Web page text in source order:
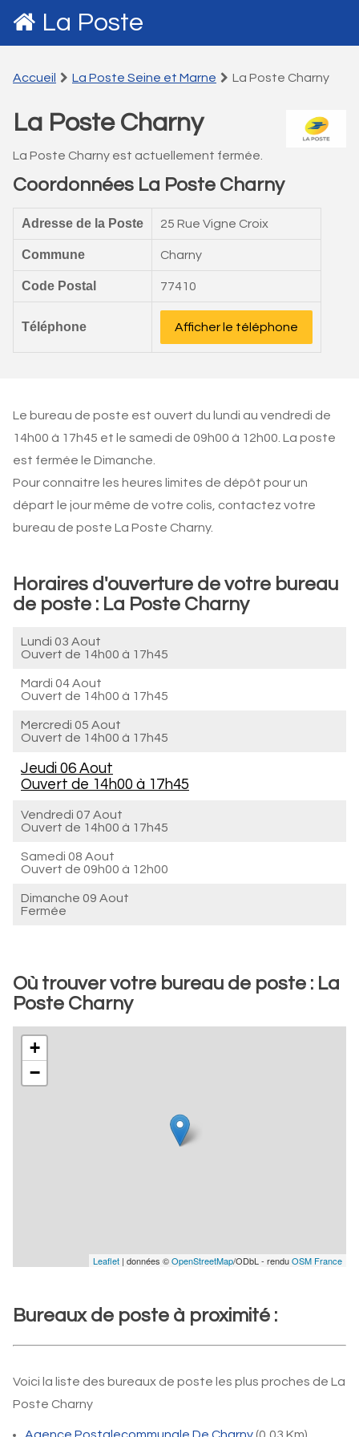
La Poste
Accueil La Poste Seine et Marne La Poste Charny
La Poste Charny
La Poste Charny est actuellement fermée.
Coordonnées La Poste Charny
Adresse de la Poste 25 Rue Vigne Croix
Commune Charny
Code Postal 77410
Téléphone Afficher le téléphone
Le bureau de poste est ouvert du lundi au vendredi de
14h00 à 17h45 et le samedi de 09h00 à 12h00. La poste
est fermée le Dimanche.
Pour connaitre les heures limites de dépôt pour un
départ le jour même de votre colis, contactez votre
bureau de poste La Poste Charny.
Horaires d'ouverture de votre bureau
de poste : La Poste Charny
Lundi 03 Aout
Ouvert de 14h00 à 17h45
Mardi 04 Aout
Ouvert de 14h00 à 17h45
Mercredi 05 Aout
Ouvert de 14h00 à 17h45
Jeudi 06 Aout
Ouvert de 14h00 à 17h45
Vendredi 07 Aout
Ouvert de 14h00 à 17h45
Samedi 08 Aout
Ouvert de 09h00 à 12h00
Dimanche 09 Aout
Fermée
Où trouver votre bureau de poste : La
Poste Charny
+
−
Leaflet | données ©OpenStreetMap/ODbL - renduOSM France
Bureaux de poste à proximité :
Voici la liste des bureaux de poste les plus proches de La
Poste Charny